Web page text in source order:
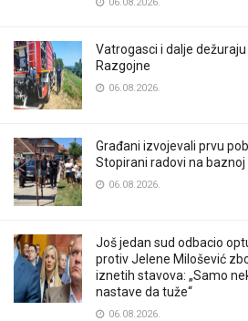
Vatrogasci i dalje dežuraju
Razgojne
06.08.2026.
Građani izvojevali prvu
Stopirani radovi na baznoj
06.08.2026.
Još jedan sud odbacio
protiv Jelene Milošević
iznetih stavova: „Samo
nastave da tuže“
06.08.2026.